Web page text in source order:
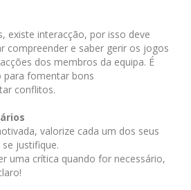
existe interacção, por isso deve
compreender e saber gerir os jogos
dos membros da equipa. É
para fomentar bons
conflitos.
valorize cada um dos seus
justifique.
uma crítica quando for necessário,